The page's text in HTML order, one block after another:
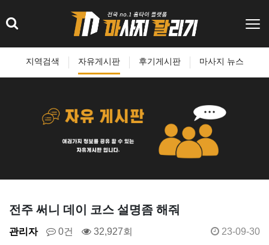
지역검색 자유게시판 후기게시판 마사지 뉴스
전주 써니 데이 코스 설명좀 해줘
관리자 0건 32,927회 23-09-30